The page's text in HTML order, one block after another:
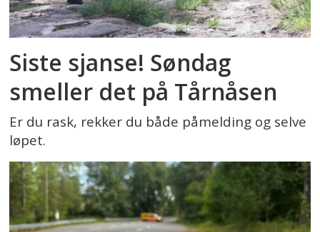
Siste sjanse! Søndag
smeller det på Tårnåsen
Er du rask, rekker du både påmelding og selve
løpet.